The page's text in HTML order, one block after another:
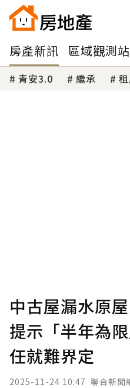
房產新訊 區域觀測站
青安3.0 繼承
中古屋漏水原
提示「半年為
任就難界定
2025-11-24 10:47 聯合新聞